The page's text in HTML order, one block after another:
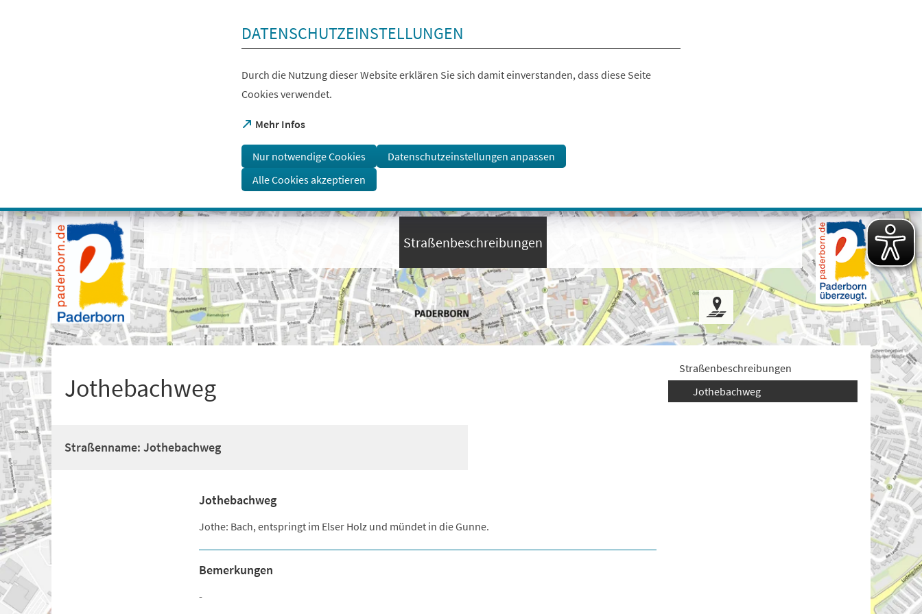
Visuelle
Assistenzsoftware
öffnen.
Mit
der
Tastatur
erreichbar
über
+
DATENSCHUTZEINSTELLUNGEN
Durch die Nutzung dieser Website erklären Sie sich damit einverstanden, dass diese Seite
Cookies verwendet.
Mehr Infos
(Öffnet
einem
neuen
Tab)
Nur notwendige Cookies
Datenschutzeinstellungen anpassen
Alle Cookies akzeptieren
Straßenbeschreibungen
Jothebachweg
Straßenname: Jothebachweg
Jothebachweg
Jothe: Bach, entspringt im Elser Holz und mündet in die Gunne.
Bemerkungen
-
Straßenbeschreibungen
Jothebachweg